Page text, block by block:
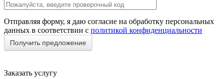
Отправляя форму, я даю согласие на обработку персональных
данных в соответствии с политикой конфиденциальности
Заказать услугу